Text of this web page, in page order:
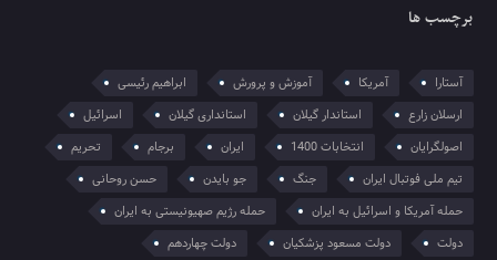
برچسب ها
آستارا آمریکا آموزش و پرورش
ابراهیم رئیسی
ارسلان زارع
استاندار گیلان استانداری گیلان
اسرائیل
اصولگرایان
انتخابات 1400 ایران برجام
تحریم
تیم ملی فوتبال ایران
جنگ جو بایدن
حسن روحانی
حمله آمریکا و اسرائیل به ایران
حمله رژیم صهیونیستی به ایران
دولت
دولت مسعود پزشکیان دولت چهاردهم